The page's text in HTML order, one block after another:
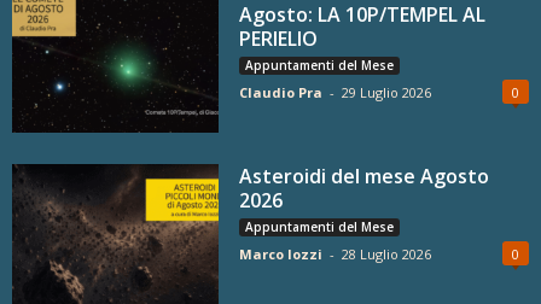
Agosto: LA 10P/TEMPEL AL
PERIELIO
Appuntamenti del Mese
Claudio Pra - 29 Luglio 2026 0
Asteroidi del mese Agosto
2026
Appuntamenti del Mese
Marco Iozzi - 28 Luglio 2026 0